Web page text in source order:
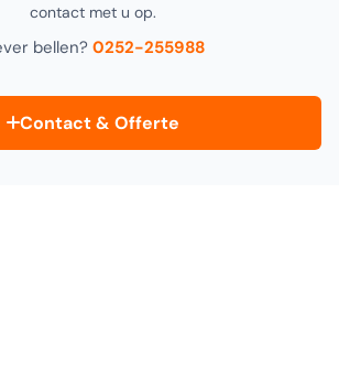
contact met u op.
bellen?0252-255988
Contact & Offerte